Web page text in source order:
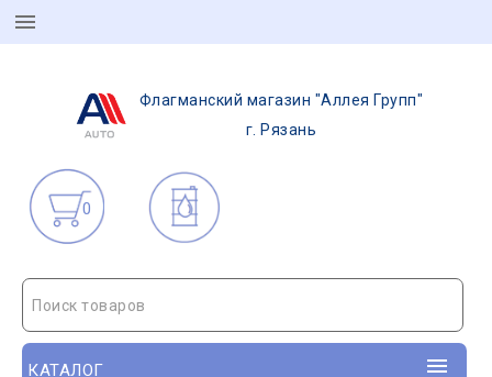
Флагманский магазин "Аллея Групп"
г. Рязань
0
Поиск товаров
КАТАЛОГ